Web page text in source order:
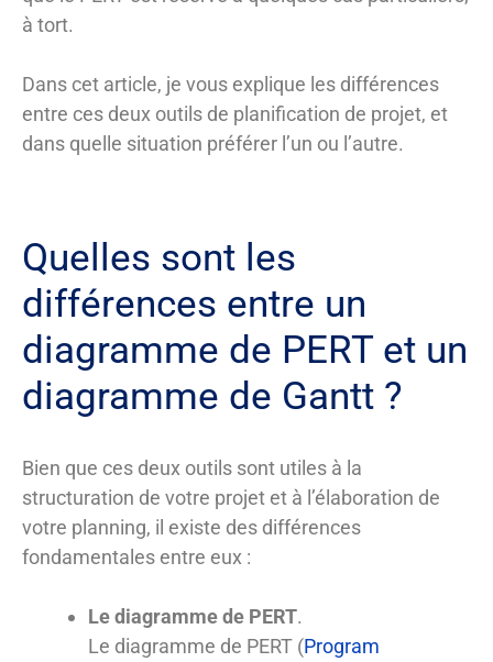
à tort.
Dans cet article, je vous explique les différences
entre ces deux outils de planification de projet, et
dans quelle situation préférer l’un ou l’autre.
Quelles sont les
différences entre un
diagramme de PERT et un
diagramme de Gantt ?
Bien que ces deux outils sont utiles à la
structuration de votre projet et à l’élaboration de
votre planning, il existe des différences
fondamentales entre eux :
Le diagramme de PERT.
Le diagramme de PERT (Program